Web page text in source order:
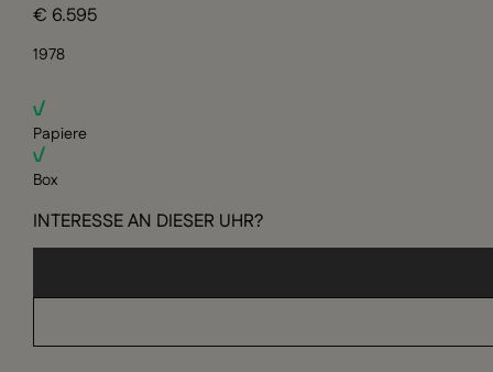
€ 6.595
1978
Papiere
Box
INTERESSE AN DIESER UHR?